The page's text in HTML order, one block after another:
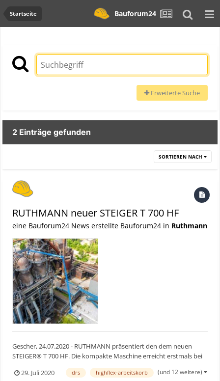
Startseite Bauforum24
Erweiterte Suche
2 Einträge gefunden
SORTIEREN NACH
RUTHMANN neuer STEIGER T 700 HF
eine Bauforum24 News erstellte Bauforum24 in Ruthmann
Gescher, 24.07.2020 - RUTHMANN präsentiert den dem neuen
STEIGER® T 700 HF. Die kompakte Maschine erreicht erstmals bei
RUTHMANN mit einem Fahrgestell unter 12 m Länge, 70 m
Arbeitshöhe und überragende 41 m Reichweite. Bauforum24
29. Juli 2020 drs highflex-arbeitskorb (und 12 weitere)